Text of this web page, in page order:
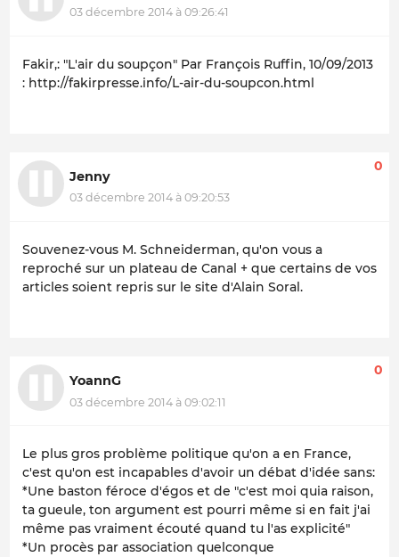
03 décembre 2014 à 09:26:41
Fakir,: "L'air du soupçon" Par François Ruffin, 10/09/2013
: http://fakirpresse.info/L-air-du-soupcon.html
Jenny
03 décembre 2014 à 09:20:53
0
Souvenez-vous M. Schneiderman, qu'on vous a
reproché sur un plateau de Canal + que certains de vos
articles soient repris sur le site d'Alain Soral.
YoannG
03 décembre 2014 à 09:02:11
0
Le plus gros problème politique qu'on a en France,
c'est qu'on est incapables d'avoir un débat d'idée sans:
*Une baston féroce d'égos et de "c'est moi quia raison,
ta gueule, ton argument est pourri même si en fait j'ai
même pas vraiment écouté quand tu l'as explicité"
*Un procès par association quelconque